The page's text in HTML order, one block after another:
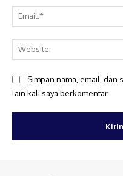
Simpan nama, email,
lain kali saya berkomentar.